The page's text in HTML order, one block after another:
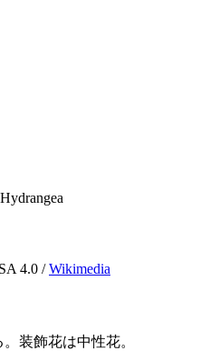
Hydrangea
4.0 / Wikimedia
装飾花は中性花。